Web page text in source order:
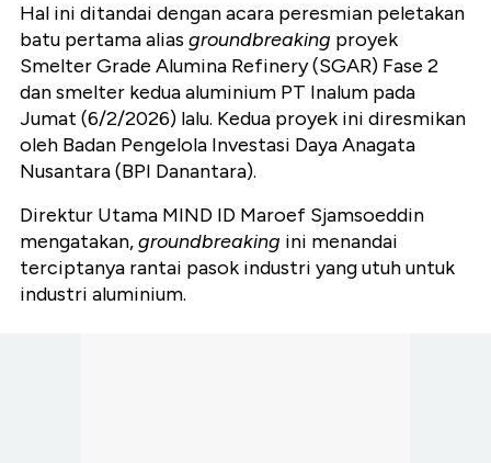
Hal ini ditandai dengan acara peresmian peletakan
batu pertama alias groundbreaking proyek
Smelter Grade Alumina Refinery (SGAR) Fase 2
dan smelter kedua aluminium PT Inalum pada
Jumat (6/2/2026) lalu. Kedua proyek ini diresmikan
oleh Badan Pengelola Investasi Daya Anagata
Nusantara (BPI Danantara).
Direktur Utama MIND ID Maroef Sjamsoeddin
mengatakan,groundbreaking ini menandai
terciptanya rantai pasok industri yang utuh untuk
industri aluminium.